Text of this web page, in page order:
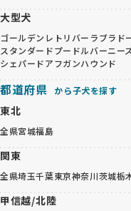
大型犬
ゴールデンレトリバー ラブラド
スタンダードプードルバーニー
シェパードアフガンハウンド
都道府県 から子犬を探す
東北
全県宮城福島
関東
全県埼玉千葉東京神奈川茨城栃
甲信越/北陸